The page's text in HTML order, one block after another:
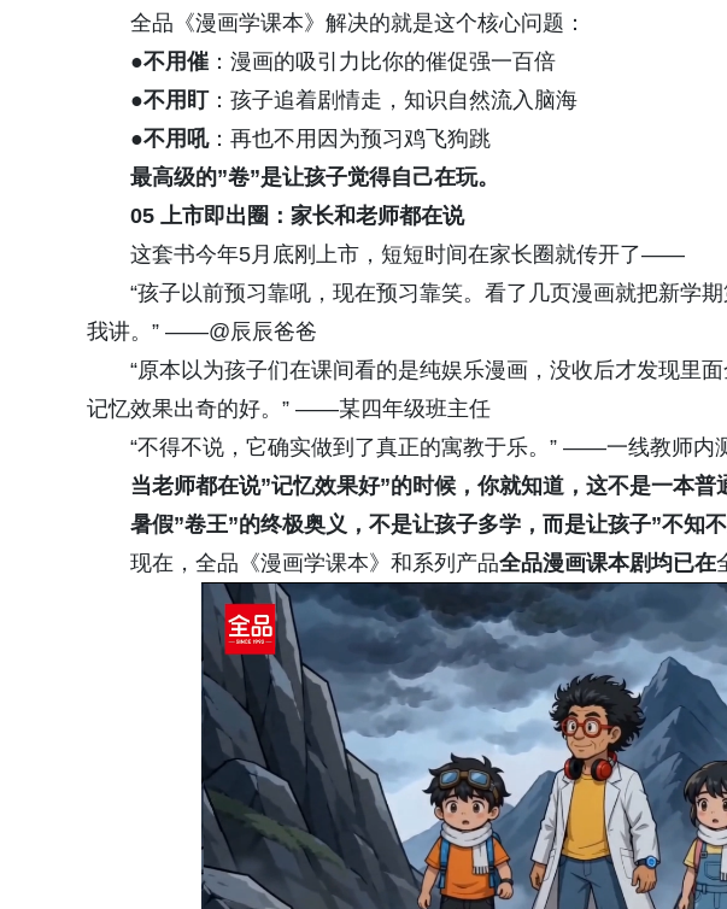
全品《漫画学课本》解决的就是这个核心问题：
●不用催 ：漫画的吸引力比你的催促强一百倍
●不用盯：孩子追着剧情走，知识自然流入脑海
●不用吼：再也不用因为预习鸡飞狗跳
最高级的”卷”是让孩子觉得自己在玩。
05 上市即出圈：家长和老师都在说
这套书今年5月底刚上市，短短时间在家长圈就传开了——
“孩子以前预习靠吼，现在预习靠笑。看了几页漫画就把新学
我讲。” ——@辰辰爸爸
“原本以为孩子们在课间看的是纯娱乐漫画，没收后才发现里
记忆效果出奇的好。” ——某四年级班主任
“不得不说，它确实做到了真正的寓教于乐。” ——一线教师内
当老师都在说”记忆效果好”的时候，你就知道，这不是一本普
暑假”卷王”的终极奥义，不是让孩子多学，而是让孩子”不知不
现在，全品《漫画学课本》和系列产品全品漫画课本剧均已在